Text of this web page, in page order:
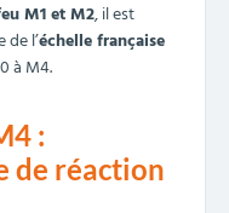
M1 et M2, il est
de l’échelle française
à M4.
:
de réaction